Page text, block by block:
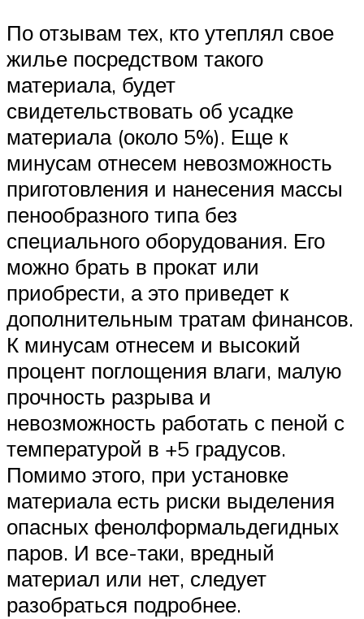
По отзывам тех, кто утеплял свое
жилье посредством такого
материала, будет
свидетельствовать об усадке
материала (около 5%). Еще к
минусам отнесем невозможность
приготовления и нанесения массы
пенообразного типа без
специального оборудования. Его
можно брать в прокат или
приобрести, а это приведет к
дополнительным тратам финансов.
К минусам отнесем и высокий
процент поглощения влаги, малую
прочность разрыва и
невозможность работать с пеной с
температурой в +5 градусов.
Помимо этого, при установке
материала есть риски выделения
опасных фенолформальдегидных
паров. И все-таки, вредный
материал или нет, следует
разобраться подробнее.